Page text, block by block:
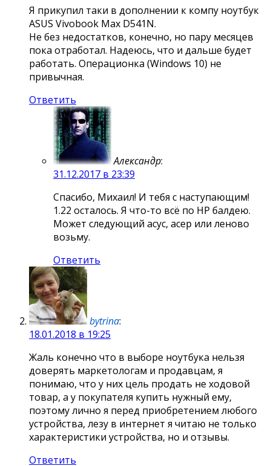
Я прикупил таки в дополнении к компу ноутбук
ASUS Vivobook Max D541N.
Не без недостатков, конечно, но пару месяцев
пока отработал. Надеюсь, что и дальше будет
работать. Операционка (Windows 10) не
привычная.
Ответить
Александр:
31.12.2017 в 23:39
Спасибо, Михаил! И тебя с наступающим!
1.22 осталось. Я что-то всё по HP балдею.
Может следующий асус, асер или леново
возьму.
Ответить
bytrina:
18.01.2018 в 19:25
Жаль конечно что в выборе ноутбука нельзя
доверять маркетологам и продавцам, я
понимаю, что у них цель продать не ходовой
товар, а у покупателя купить нужный ему,
поэтому лично я перед приобретением любого
устройства, лезу в интернет я читаю не только
характеристики устройства, но и отзывы.
Ответить